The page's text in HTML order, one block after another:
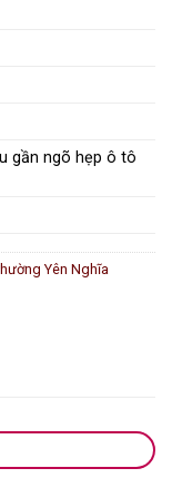
gần ngõ hẹp ô tô
Yên Nghĩa